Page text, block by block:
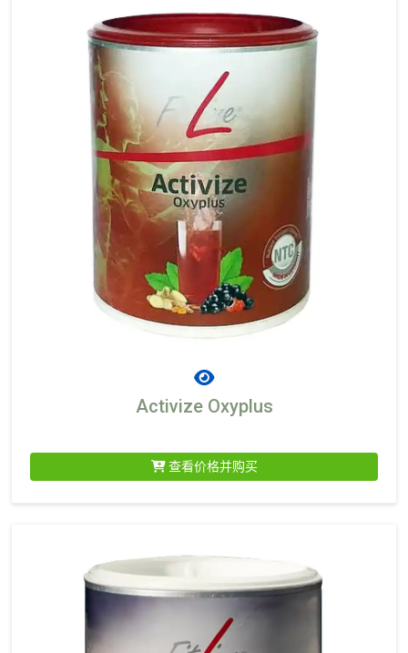
Activize Oxyplus
查看价格并购买